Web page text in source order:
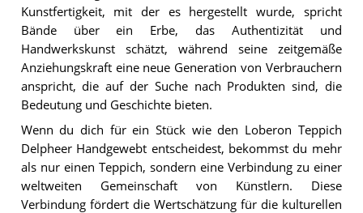
Kunstfertigkeit, mit der es hergestellt wurde, spricht
Bände über ein Erbe, das Authentizität und
Handwerkskunst schätzt, während seine zeitgemäße
Anziehungskraft eine neue Generation von Verbrauchern
anspricht, die auf der Suche nach Produkten sind, die
Bedeutung und Geschichte bieten.
Wenn du dich für ein Stück wie den Loberon Teppich
Delpheer Handgewebt entscheidest, bekommst du mehr
als nur einen Teppich, sondern eine Verbindung zu einer
weltweiten Gemeinschaft von Künstlern. Diese
Verbindung fördert die Wertschätzung für die kulturellen